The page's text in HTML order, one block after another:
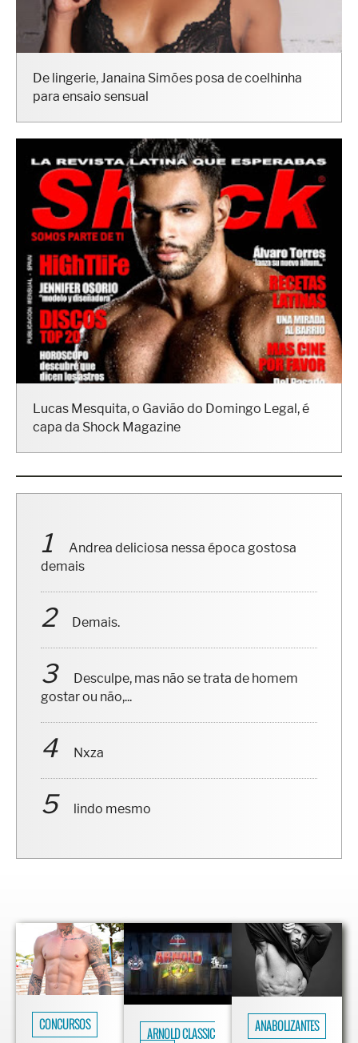
De lingerie, Janaina Simões posa de coelhinha
para ensaio sensual
Lucas Mesquita, o Gavião do Domingo Legal, é
capa da Shock Magazine
Andrea deliciosa nessa época gostosa
demais
Demais.
Desculpe, mas não se trata de homem
gostar ou não,...
Nxza
lindo mesmo
CONCURSOS
ARNOLD CLASSIC
ANABOLIZANTES